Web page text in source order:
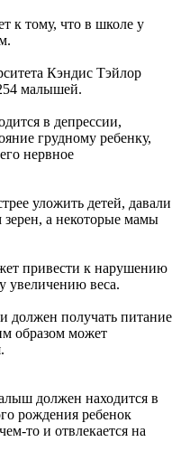
к тому, что в школе у
Кэндис Тэйлор
малышей.
в депрессии,
грудному ребенку,
нервное
уложить детей, давали
зерен, а некоторые мамы
привести к нарушению
увеличению веса.
должен получать питание
образом может
должен находится в
рождения ребенок
то и отвлекается на